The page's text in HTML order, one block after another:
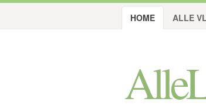
HOME ALLE